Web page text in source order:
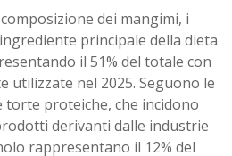
dei mangimi, i
principale della dieta
il 51% del totale con
utilizzate nel 2025. Seguono le
proteiche, che incidono
derivanti dalle industrie
rappresentano il 12% del